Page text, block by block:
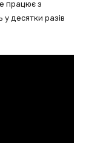
працює з
десятки разів